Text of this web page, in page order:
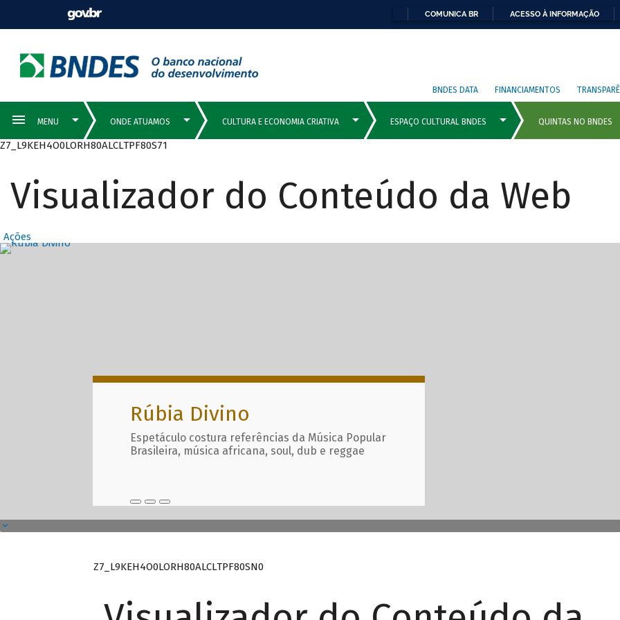
COMUNICA BR ACESSO À INFORMAÇÃO
BNDES DATA FINANCIAMENTOS
Z7_L9KEH4O0LORH80ALCLTPF80S71
Visualizador do Conteúdo da Web
Ações
Destaques Principais com
Rúbia Divino
Espetáculo costura referências da Música Popular
Brasileira, música africana, soul, dub e reggae
Z7_L9KEH4O0LORH80ALCLTPF80SN0